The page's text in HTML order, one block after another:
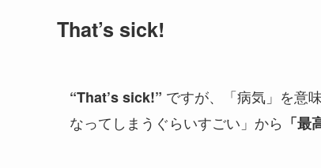
That’s sick!
“That’s sick!” ですが、「病気」を意
なってしまうぐらいすごい」から 「最